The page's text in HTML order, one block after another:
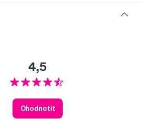
4,5
Ohodnotit